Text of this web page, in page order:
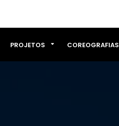
PROJETOS COREOGRAFIAS